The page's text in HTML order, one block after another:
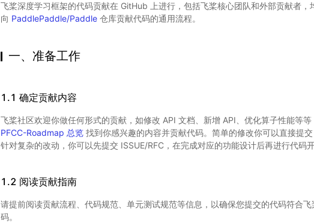
飞桨深度学习框架的代码贡献在 GitHub 上进行，包括飞桨核心团队和外部贡献者
向 PaddlePaddle/Paddle 仓库贡献代码的通用流程。
一、准备工作
1.1 确定贡献内容
飞桨社区欢迎你做任何形式的贡献，如修改 API 文档、新增 API、优化算子性能等
PFCC-Roadmap 总览 找到你感兴趣的内容并贡献代码。简单的修改你可以直接提
针对复杂的改动，你可以先提交 ISSUE/RFC，在完成对应的功能设计后再进行代码开
1.2 阅读贡献指南
请提前阅读贡献流程、代码规范、单元测试规范等信息，以确保您提交的代码符合
码。